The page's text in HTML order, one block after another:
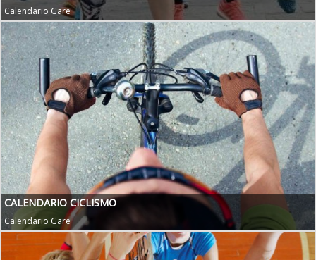
Calendario Gare
CALENDARIO CICLISMO
Calendario Gare